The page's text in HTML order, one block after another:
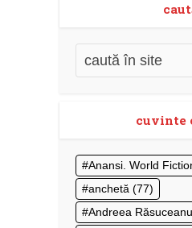
cuvinte
Anansi. World
anchetă (77)
Andreea Răsuceanu